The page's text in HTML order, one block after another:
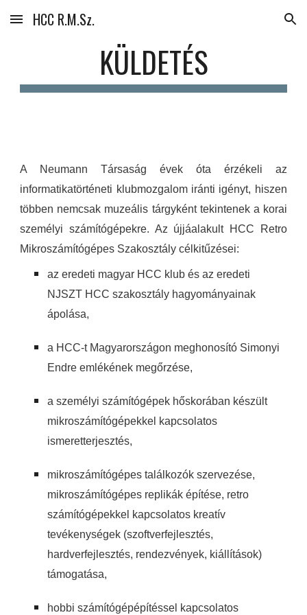
Skip to main content Skip to navigation
HCC R.M.Sz.
KÜLDETÉS
A Neumann Társaság évek óta érzékeli az
informatikatörténeti klubmozgalom iránti igényt, hiszen
többen nemcsak muzeális tárgyként tekintenek a korai
személyi számítógépekre. Az újjáalakult HCC Retro
Mikroszámítógépes Szakosztály célkitűzései:
az eredeti magyar HCC klub és az eredeti
NJSZT HCC szakosztály hagyományainak
ápolása,
a HCC-t Magyarországon meghonosító Simonyi
Endre emlékének megőrzése,
a személyi számítógépek hőskorában készült
mikroszámítógépekkel kapcsolatos
ismeretterjesztés,
mikroszámítógépes találkozók szervezése,
mikroszámítógépes replikák építése, retro
számítógépekkel kapcsolatos kreatív
tevékenységek (szoftverfejlesztés,
hardverfejlesztés, rendezvények, kiállítások)
támogatása,
hobbi számítógépépítéssel kapcsolatos